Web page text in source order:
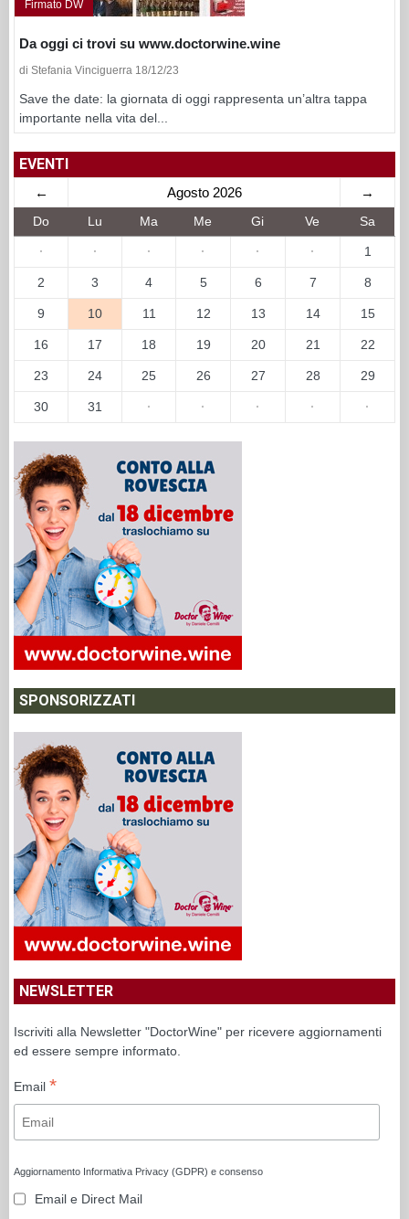
Firmato DW
Da oggi ci trovi su www.doctorwine.wine
di Stefania Vinciguerra 18/12/23
Save the date: la giornata di oggi rappresenta un’altra tappa
importante nella vita del...
EVENTI
← Agosto 2026 →
Do Lu Ma Me Gi Ve Sa
· · · · · · 1
2 3 4 5 6 7 8
9 10 11 12 13 14 15
16 17 18 19 20 21 22
23 24 25 26 27 28 29
30 31 · · · · ·
SPONSORIZZATI
NEWSLETTER
Iscriviti alla Newsletter "DoctorWine" per ricevere aggiornamenti
ed essere sempre informato.
Email *
Aggiornamento Informativa Privacy (GDPR) e consenso
Email e Direct Mail